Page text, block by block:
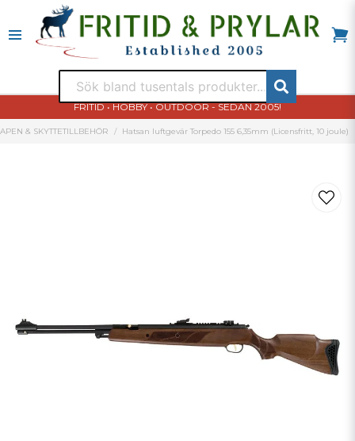
FRITID • HOBBY • OUTDOOR - SEDAN 2005!
& SKYTTETILLBEHÖR Hatsan luftgevär Torpedo 155 6,35mm (Licensfritt, 10 joule)